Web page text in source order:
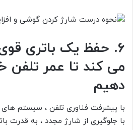
6. حفظ یک باتری
می کند تا عمر تلفن
دهیم
با پیشرفت فناوری تلفن ، سیستم های
با جلوگیری از شارژ مجدد ، به قدرت